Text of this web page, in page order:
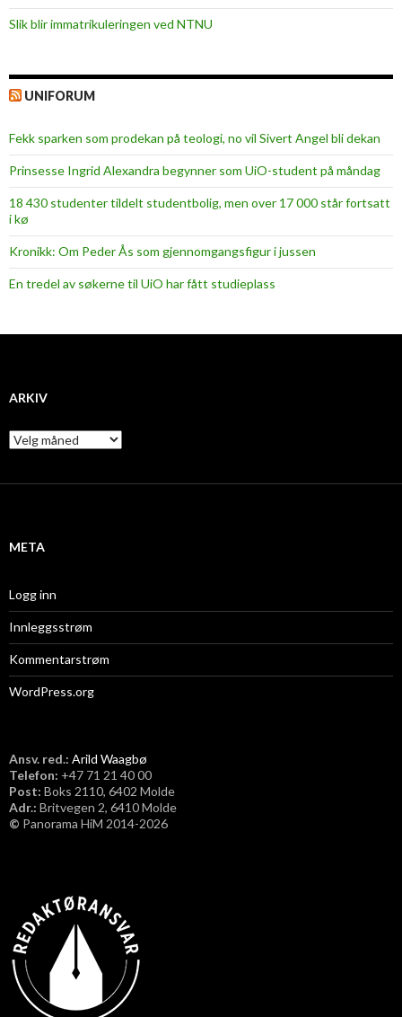
Slik blir immatrikuleringen ved NTNU
UNIFORUM
Fekk sparken som prodekan på teologi, no vil Sivert Angel bli dekan
Prinsesse Ingrid Alexandra begynner som UiO-student på måndag
18 430 studenter tildelt studentbolig, men over 17 000 står fortsatt
i kø
Kronikk: Om Peder Ås som gjennomgangsfigur i jussen
En tredel av søkerne til UiO har fått studieplass
ARKIV
A
r
i
META
Logg inn
Innleggsstrøm
Kommentarstrøm
WordPress.org
Ansv. red.: Arild Waagbø
Telefon: ​+47 71 21 40 00
Post: Boks 2110, 6402 Molde
Adr.: Britvegen 2, 6410 Molde
© Panorama HiM 2014-2026